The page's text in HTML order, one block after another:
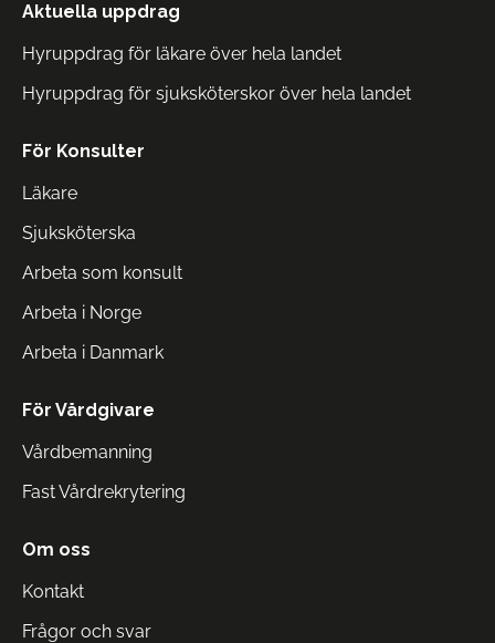
Aktuella uppdrag
Hyruppdrag för läkare över hela landet
Hyruppdrag för sjuksköterskor över hela landet
För Konsulter
Läkare
Sjuksköterska
Arbeta som konsult
Arbeta i Norge
Arbeta i Danmark
För Vårdgivare
Vårdbemanning
Fast Vårdrekrytering
Om oss
Kontakt
Frågor och svar